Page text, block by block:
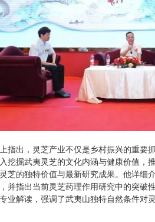
出，灵芝产业不仅是乡村振兴的重要
挖掘武夷灵芝的文化内涵与健康价值，
芝的独特价值与最新研究成果。他详细
并指出当前灵芝药理作用研究中的突破
业解读，强调了武夷山独特自然条件对